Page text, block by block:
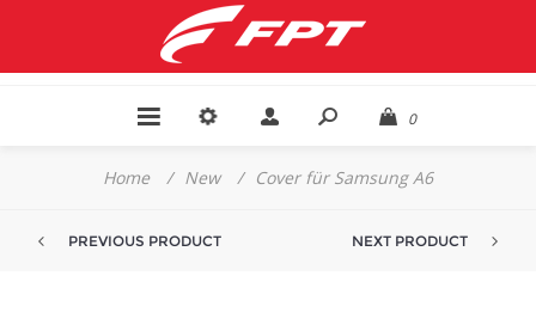
0
Home / New / Cover für Samsung A6
PREVIOUS PRODUCT NEXT PRODUCT